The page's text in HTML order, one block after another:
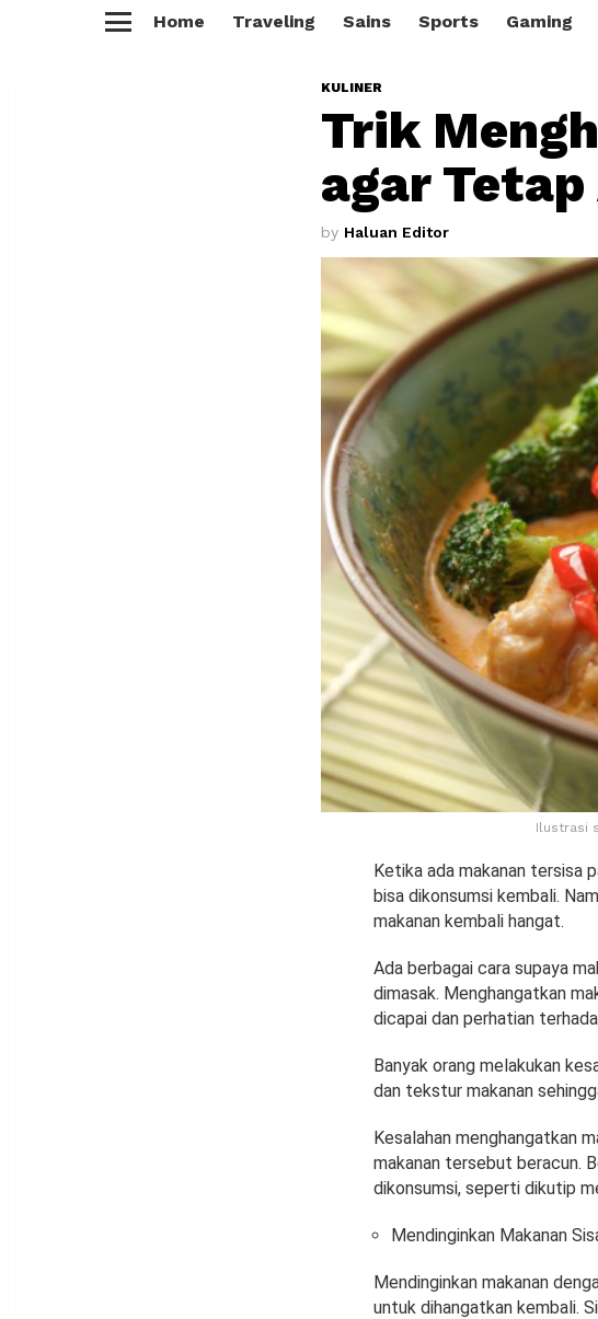
Home Traveling Sains Sports Gaming
KULINER
Trik
agar
by Haluan Editor
Ilustrasi
Ketika ada makanan tersisa
bisa dikonsumsi kembali.
makanan kembali hangat.
Ada berbagai cara supaya
dimasak. Menghangatkan
dicapai dan perhatian
Banyak orang melakukan
dan tekstur makanan
Kesalahan menghangatkan
makanan tersebut beracun.
dikonsumsi, seperti dikutip
Mendinginkan Makanan
Mendinginkan makanan
untuk dihangatkan kembali.